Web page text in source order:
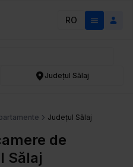
RO
Județul Sălaj
Județul Sălaj
de
Sălaj